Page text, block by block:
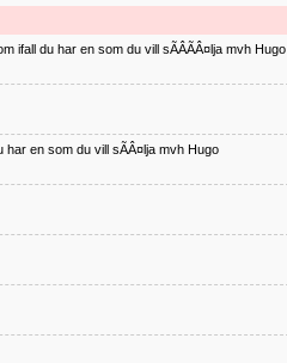
ifall du har en som du vill sÃÂÃÂ¤lja mvh Hugo
en som du vill sÃÂ¤lja mvh Hugo